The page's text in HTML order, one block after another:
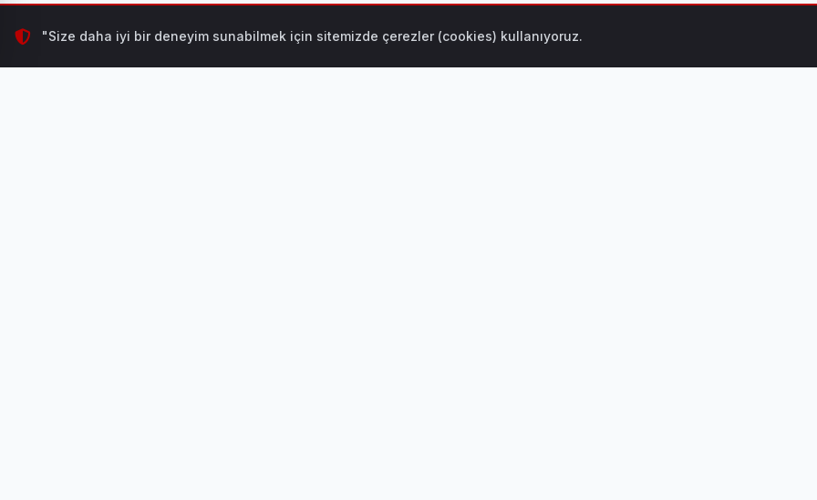
Konya Büyükşehir Belediyesi’nin şehrin kültür, sanat ve eğitim hayatına katkıda bulunmak amacıyla ilçelerde
Konferansları Aralık ayında da devam edecek.
"Size daha iyi bir deneyim sunabilmek için sitemizde çerezler (cookies) kullanıyoruz.